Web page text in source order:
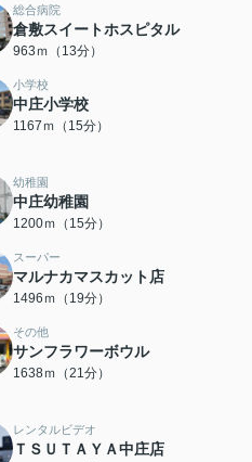
総合病院
倉敷スイートホスピタル
963ｍ（13分）
小学校
中庄小学校
1167ｍ（15分）
幼稚園
中庄幼稚園
1200ｍ（15分）
スーパー
マルナカマスカット店
1496ｍ（19分）
その他
サンフラワーボウル
1638ｍ（21分）
レンタルビデオ
ＴＳＵＴＡＹＡ中庄店